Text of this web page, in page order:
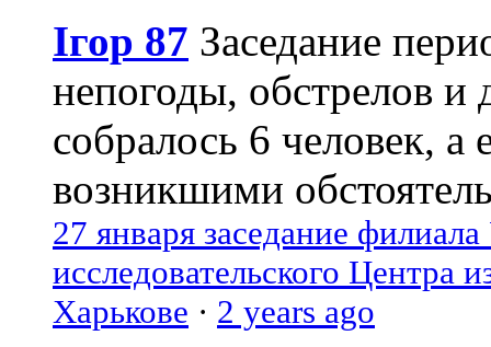
Ігор 87 Заседание
непогоды, обстрелов и
собралось 6 человек, а
возникшими
27 января заседание
исследовательского Центра
Харькове · 2 years ago